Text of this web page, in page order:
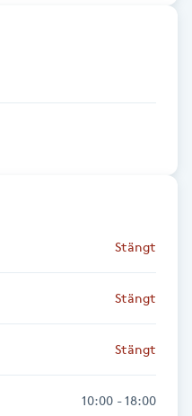
Stängt
Stängt
Stängt
10:00 - 18:00